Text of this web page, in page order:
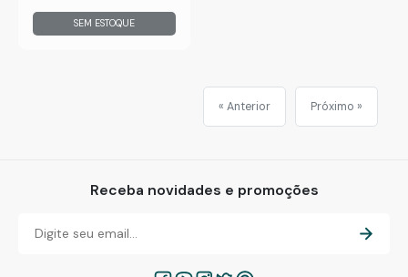
SEM ESTOQUE
« Anterior Próximo »
Receba novidades e promoções